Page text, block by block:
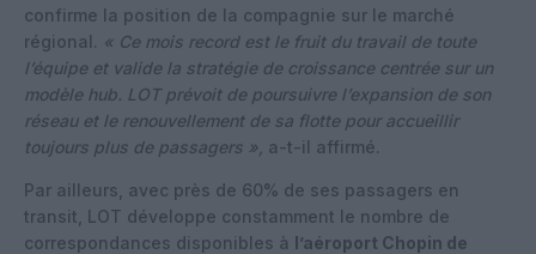
confirme la position de la compagnie sur le marché
régional. « Ce mois record est le fruit du travail de toute
l’équipe et valide la stratégie de croissance centrée sur un
modèle hub. LOT prévoit de poursuivre l’expansion de son
réseau et le renouvellement de sa flotte pour accueillir
toujours plus de passagers », a-t-il affirmé.
Par ailleurs, avec près de 60% de ses passagers en
transit, LOT développe constamment le nombre de
correspondances disponibles à l’aéroport Chopin de